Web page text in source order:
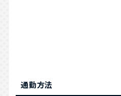
通勤方法